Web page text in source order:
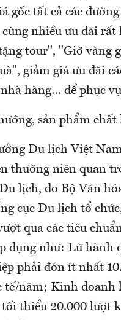
gốc tất cả các
nhiều ưu đãi rất
tour", "Giờ vàng
giảm giá ưu đãi
hàng… để phục
sản phẩm chất
Du lịch Việt
thường niên quan
lịch, do Bộ Văn
cục Du lịch tổ
qua các tiêu
dụng như: Lữ hành
phải đón ít nhất
tế/năm; Kinh doanh
thiểu 20.000 lượt